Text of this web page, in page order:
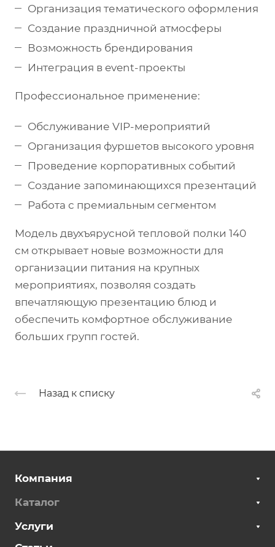
Организация тематического оформления
Создание праздничной атмосферы
Возможность брендирования
Интеграция в event-проекты
Профессиональное применение:
Обслуживание VIP-мероприятий
Организация фуршетов высокого уровня
Проведение корпоративных событий
Создание запоминающихся презентаций
Работа с премиальным сегментом
Модель двухъярусной тепловой полки 140
см открывает новые возможности для
организации питания на крупных
мероприятиях, позволяя создать
впечатляющую презентацию блюд и
обеспечить комфортное обслуживание
больших групп гостей.
Назад к списку
Компания
Каталог
Услуги